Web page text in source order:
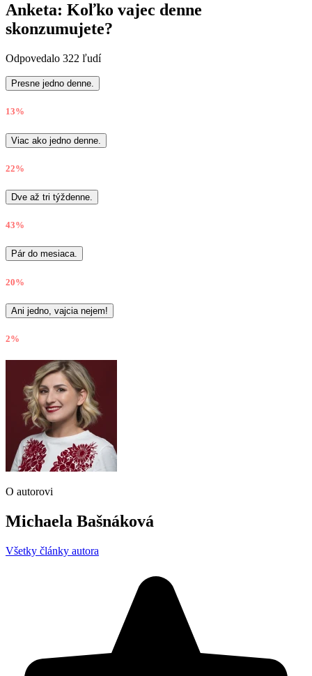
Anketa: Koľko vajec denne
skonzumujete?
Odpovedalo 322 ľudí
Presne jedno denne.
13%
Viac ako jedno denne.
22%
Dve až tri týždenne.
43%
Pár do mesiaca.
20%
Ani jedno, vajcia nejem!
2%
O autorovi
Michaela Bašnáková
Všetky články autora